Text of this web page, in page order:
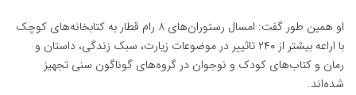
او همین طور گفت: امسال رستوران‌های ۸ رام قطار به کتابخانه‌های کوچک
با اراعه بیشتر از ۲۴۰ تاثییر در موضوعات زیارت، سبک زندگی، داستان و
رمان و کتاب‌های کودک و نوجوان در گروه‌های گوناگون سنی تجهیز
شده‌اند.